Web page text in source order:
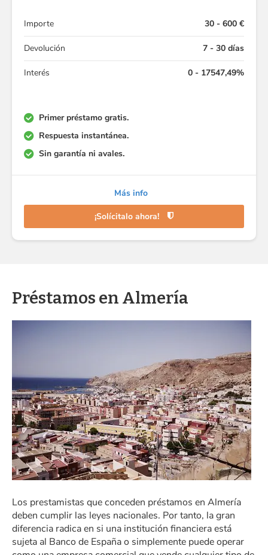
Importe 30 - 600 €
Devolución 7 - 30 días
Interés 0 - 17547,49%
Primer préstamo gratis.
Respuesta instantánea.
Sin garantía ni avales.
Más info
¡Solícitalo ahora!
Préstamos en Almería
Los prestamistas que conceden préstamos en Almería
deben cumplir las leyes nacionales. Por tanto, la gran
diferencia radica en si una institución financiera está
sujeta al Banco de España o simplemente puede operar